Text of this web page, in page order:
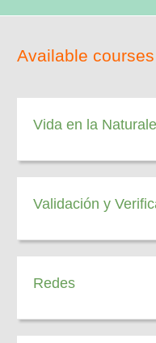
Available courses
Vida en la
Validación y
Redes